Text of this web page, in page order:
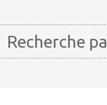
Recherche